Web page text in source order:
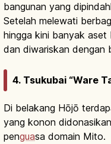
bangunan yang
Setelah melewati
hingga kini banyak
dan diwariskan dengan
4. Tsukubai “Ware
Di belakang Hōjō
yang konon
penguasa domain Mito.